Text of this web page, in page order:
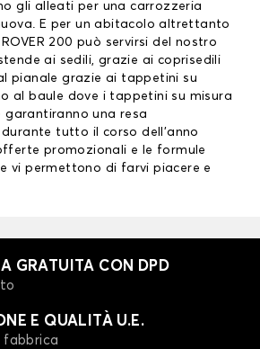
gli alleati per una carrozzeria
E per un abitacolo altrettanto
200 può servirsi del nostro
ai sedili, grazie ai coprisedili
pianale grazie ai tappetini su
al baule dove i tappetini su misura
garantiranno una resa
tutto il corso dell’anno
promozionali e le formule
vi permettono di farvi piacere e
GRATUITA CON DPD
E QUALITÀ U.E.
fabbrica